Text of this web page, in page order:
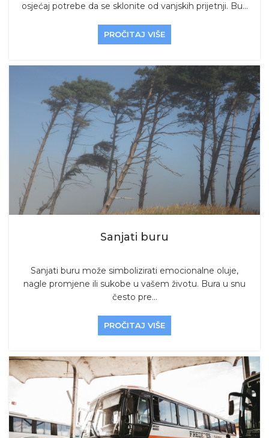
osjećaj potrebe da se sklonite od vanjskih prijetnji. Bu...
PROČITAJ VIŠE
Sanjati buru
Sanjati buru može simbolizirati emocionalne oluje,
nagle promjene ili sukobe u vašem životu. Bura u snu
često pre...
PROČITAJ VIŠE